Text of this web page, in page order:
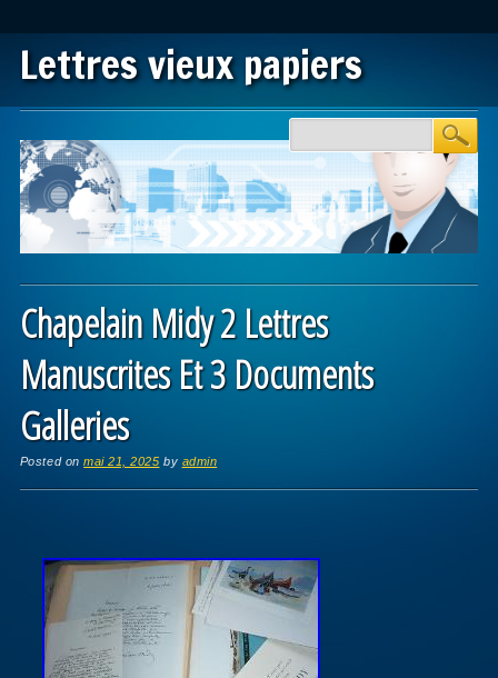
Lettres vieux papiers
Main menu
Chapelain Midy 2 Lettres
Manuscrites Et 3 Documents
Galleries
Posted onmai 21, 2025 by admin